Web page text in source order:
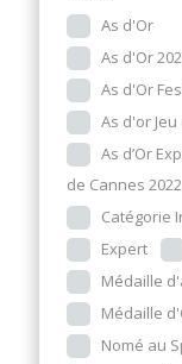
As d'Or
As d'Or
As d'Or
As d'or
As d’Or
de Cannes 2022
Catégorie
Expert
Médaille
Médaille
Nomé au